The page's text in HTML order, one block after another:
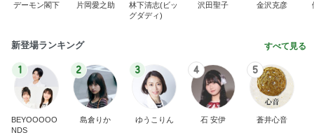
デーモン閣下 片岡愛之助
林下清志(ビッ
グダディ)
沢田聖子 金沢克彦
新登場ランキング すべて見る
1
BEYOOOOO
NDS
2
島倉りか
3
ゆうこりん
4
石 安伊
5
蒼井心音